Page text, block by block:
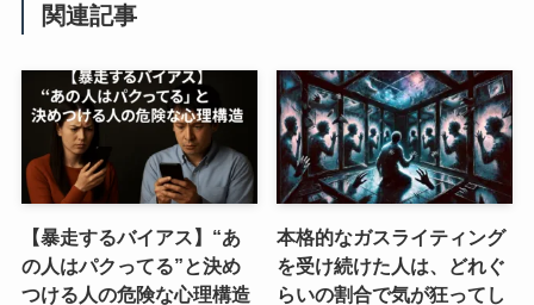
関連記事
【暴走するバイアス】“あ
の人はパクってる”と決め
つける人の危険な心理構造
本格的なガスライティング
を受け続けた人は、どれぐ
らいの割合で気が狂ってし